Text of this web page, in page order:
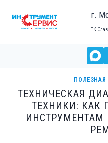
г.
ТК
ТЕХНИЧЕСКАЯ
ТЕХНИКИ: КАК